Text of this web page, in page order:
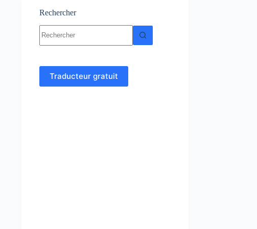
Rechercher
résultat
Traducteur gratuit